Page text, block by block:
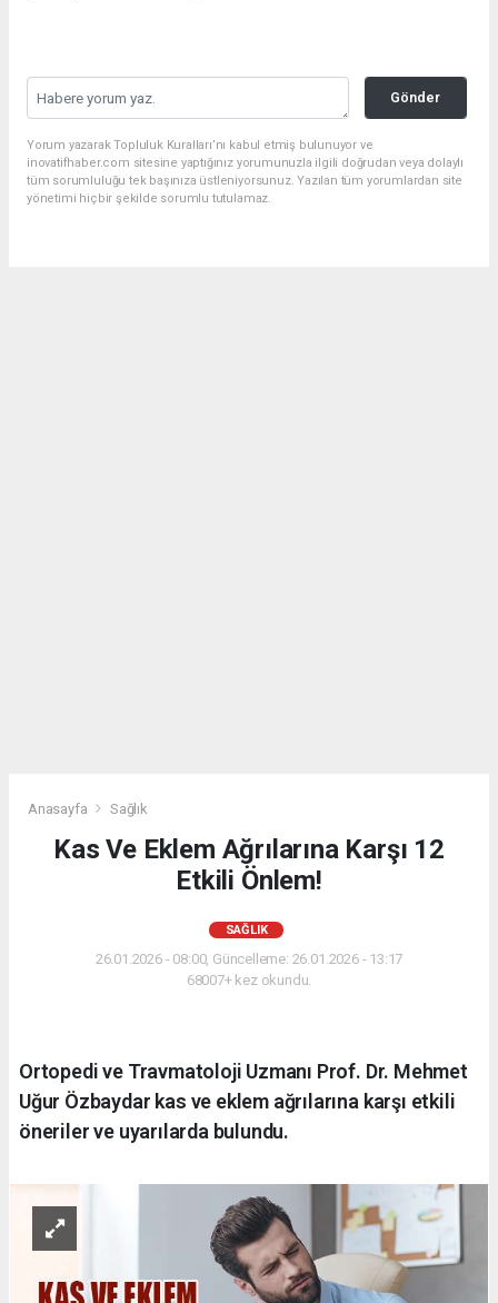
Gönder
Yorum yazarak Topluluk Kuralları’nı kabul etmiş bulunuyor ve
inovatifhaber.com sitesine yaptığınız yorumunuzla ilgili doğrudan veya dolaylı
tüm sorumluluğu tek başınıza üstleniyorsunuz. Yazılan tüm yorumlardan site
yönetimi hiçbir şekilde sorumlu tutulamaz.
Anasayfa Sağlık
Kas Ve Eklem Ağrılarına Karşı 12
Etkili Önlem!
SAĞLIK
26.01.2026 - 08:00, Güncelleme: 26.01.2026 - 13:17
68007+ kez okundu.
Ortopedi ve Travmatoloji Uzmanı Prof. Dr. Mehmet
Uğur Özbaydar kas ve eklem ağrılarına karşı etkili
öneriler ve uyarılarda bulundu.